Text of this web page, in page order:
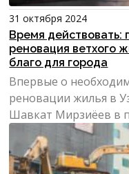
31 октября 2024
Время действовать:
реновация ветхого
благо для города
Впервые о
реновации жилья в
Шавкат Мирзиёев в
декабре 2018 года